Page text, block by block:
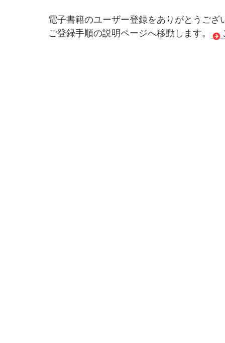
電子書籍のユーザー登録をありがとうござ
ご登録手順の説明ページへ移動します。